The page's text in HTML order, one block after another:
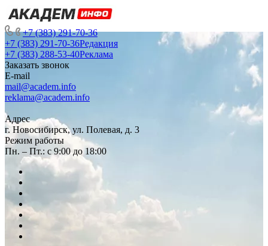
+7 (383) 291-70-36
+7 (383) 291-70-36Редакция
+7 (383) 288-53-40Реклама
Заказать звонок
E-mail
mail@academ.info
reklama@academ.info
Адрес
г. Новосибирск, ул. Полевая, д. 3
Режим работы
Пн. – Пт.: с 9:00 до 18:00